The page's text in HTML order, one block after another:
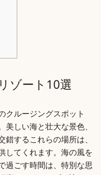
ゾート10選
クルージングスポット
しい海と壮大な景色、
するこれらの場所は、
してくれます。海の風を
過ごす時間は、特別な思